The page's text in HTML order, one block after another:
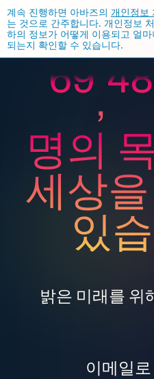
계속 진행하면 아바즈의 개인정보
는 것으로 간주합니다. 개인정보
하의 정보가 어떻게 이용되고 얼
되는지 확인할 수 있습니다.
6
70
1
9
,
4
5
60
8
9
명의
세상
있
밝은 미래를 위
이메일